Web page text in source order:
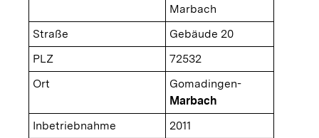
Marbach
Straße
Gebäude 20
PLZ
72532
Ort
Gomadingen-
Marbach
Inbetriebnahme
2011